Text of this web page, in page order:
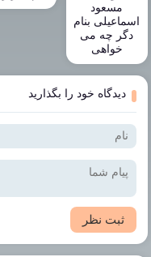
مسعود
اسماعیلی بنام
دگر چه می
خواهی
دیدگاه خود را بگذارید
ثبت نظر